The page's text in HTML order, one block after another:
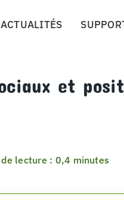
ACTUALITÉS
et
de lecture : 0,4 minutes